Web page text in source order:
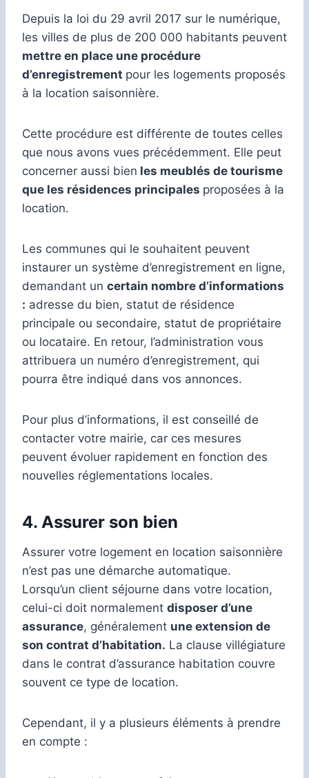
Depuis la loi du 29 avril 2017 sur le numérique,
les villes de plus de 200 000 habitants peuvent
mettre en place une procédure
d’enregistrement pour les logements proposés
à la location saisonnière.
Cette procédure est différente de toutes celles
que nous avons vues précédemment. Elle peut
concerner aussi bien les meublés de tourisme
que les résidences principales proposées à la
location.
Les communes qui le souhaitent peuvent
instaurer un système d’enregistrement en ligne,
demandant un certain nombre d’informations
: adresse du bien, statut de résidence
principale ou secondaire, statut de propriétaire
ou locataire. En retour, l’administration vous
attribuera un numéro d’enregistrement, qui
pourra être indiqué dans vos annonces.
Pour plus d’informations, il est conseillé de
contacter votre mairie, car ces mesures
peuvent évoluer rapidement en fonction des
nouvelles réglementations locales.
4. Assurer son bien
Assurer votre logement en location saisonnière
n’est pas une démarche automatique.
Lorsqu’un client séjourne dans votre location,
celui-ci doit normalement disposer d’une
assurance, généralement une extension de
son contrat d’habitation. La clause villégiature
dans le contrat d’assurance habitation couvre
souvent ce type de location.
Cependant, il y a plusieurs éléments à prendre
en compte :